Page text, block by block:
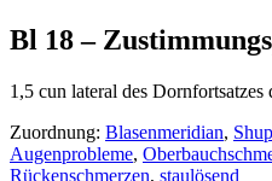
Bl 18 –
1,5 cun lateral des
Zuordnung: Blasenmeridian,
Augenprobleme,
Rückenschmerzen, staulösend